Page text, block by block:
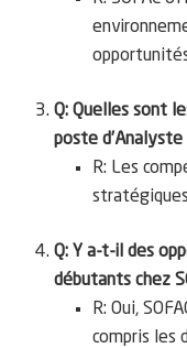
Q: Quelles sont
poste d’Analyste
R: Les
Q: Y a-t-il des
débutants chez
R: Oui,
compris les